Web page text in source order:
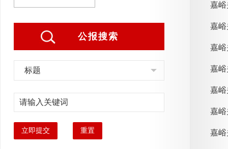
公报搜索
标题
立即提交 重置
嘉峪
嘉
嘉
嘉
嘉